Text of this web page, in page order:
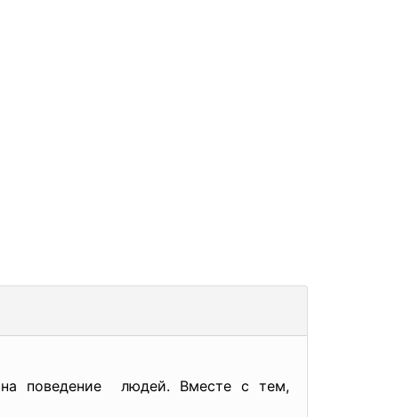
поведение людей. Вместе с тем,